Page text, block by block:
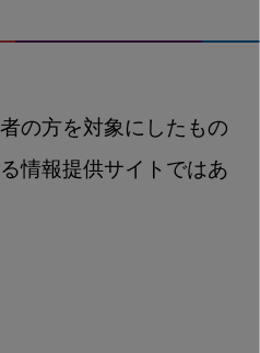
の方を対象にしたもの
情報提供サイトではあ